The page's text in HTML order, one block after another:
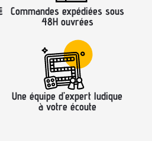
Commandes expédiées sous
48H ouvrées
Une équipe d’expert ludique
à votre écoute